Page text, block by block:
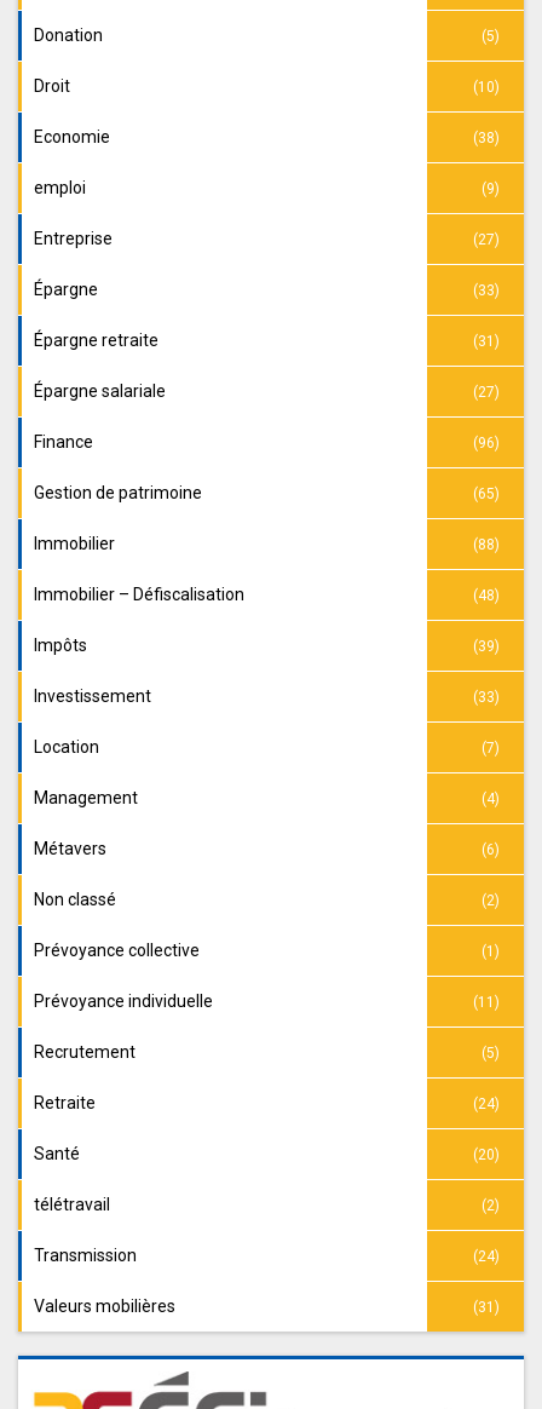
Donation (5)
Droit (10)
Economie (38)
emploi (9)
Entreprise (27)
Épargne (33)
Épargne retraite (31)
Épargne salariale (27)
Finance (96)
Gestion de patrimoine (65)
Immobilier (88)
Immobilier – Défiscalisation (48)
Impôts (39)
Investissement (33)
Location (7)
Management (4)
Métavers (6)
Non classé (2)
Prévoyance collective (1)
Prévoyance individuelle (11)
Recrutement (5)
Retraite (24)
Santé (20)
télétravail (2)
Transmission (24)
Valeurs mobilières (31)